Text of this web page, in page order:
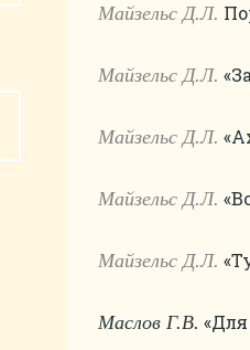
Майзельс Д.Л.
Майзельс Д.Л.
Майзельс Д.Л.
Майзельс Д.Л.
Майзельс Д.Л.
Маслов Г.В.